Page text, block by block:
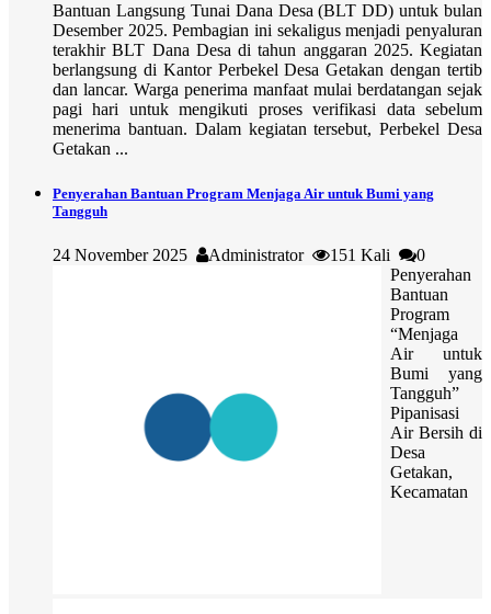
Bantuan Langsung Tunai Dana Desa (BLT DD) untuk bulan
Desember 2025. Pembagian ini sekaligus menjadi penyaluran
terakhir BLT Dana Desa di tahun anggaran 2025. Kegiatan
berlangsung di Kantor Perbekel Desa Getakan dengan tertib
dan lancar. Warga penerima manfaat mulai berdatangan sejak
pagi hari untuk mengikuti proses verifikasi data sebelum
menerima bantuan. Dalam kegiatan tersebut, Perbekel Desa
Getakan ...
Penyerahan Bantuan Program Menjaga Air untuk Bumi yang
Tangguh
24 November 2025 Administrator 151 Kali
0
Penyerahan
Bantuan
Program
“Menjaga
Air untuk
Bumi yang
Tangguh”
Pipanisasi
Air Bersih di
Desa
Getakan,
Kecamatan